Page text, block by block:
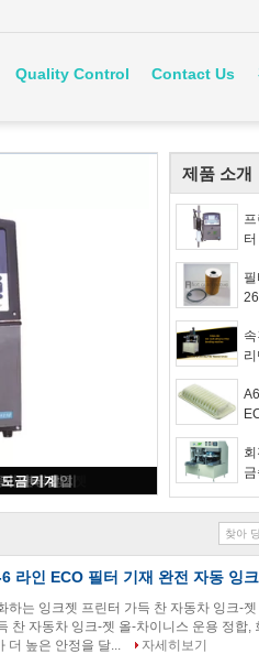
Quality Control Contact Us
자동 잉크젯
제품 소개
라인 ECO 필터 기재 완전 자동 잉
하는 잉크젯 프린터 가득 찬 자동차 잉크-
찬 자동차 잉크-젯 올-차이니스 운용 정합,
더 높은 안정을 달...
자세히보기